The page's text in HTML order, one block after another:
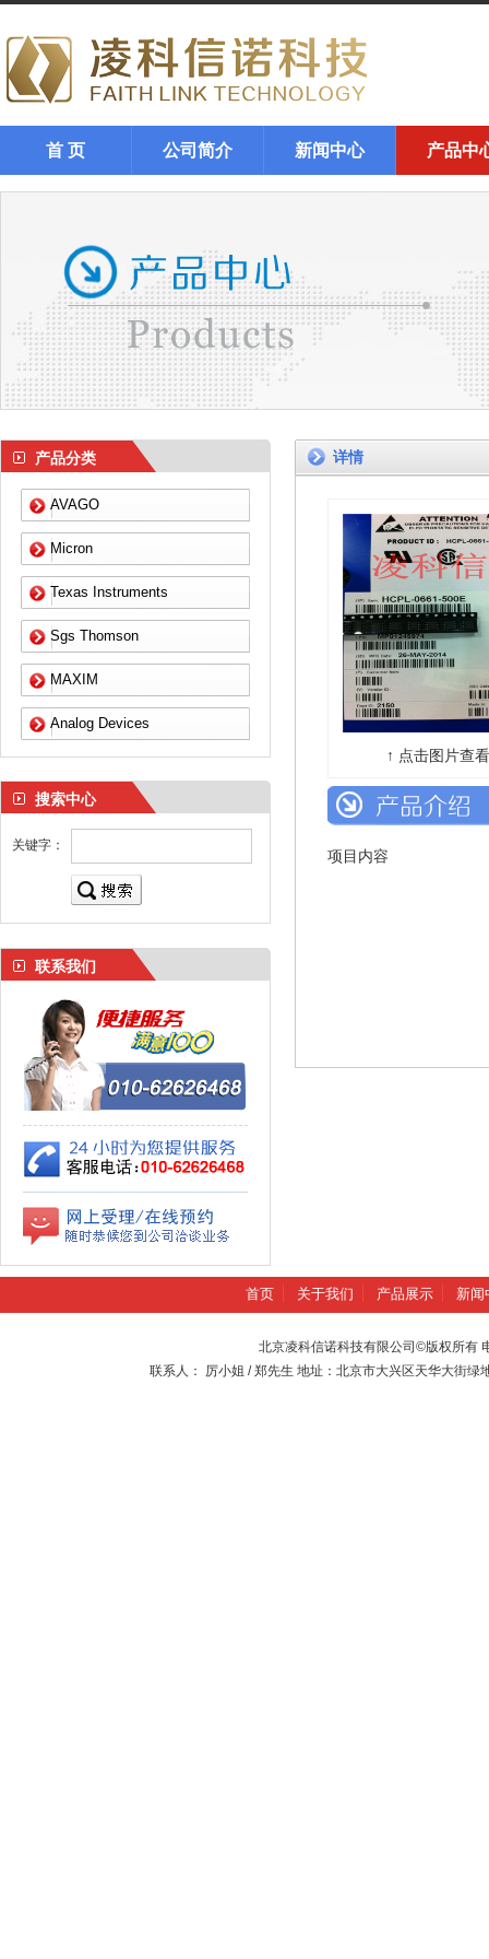
首 页 公司简介 新闻中心 产品中
产品分类
AVAGO
Micron
Texas Instruments
Sgs Thomson
MAXIM
Analog Devices
搜索中心
关键字：
联系我们
详情
↑ 点击图片查
项目内容
首页 关于我们 产品展示 新闻
北京凌科信诺科技有限公司©版权所有
联系人： 厉小姐 / 郑先生 地址：北京市大兴区天华大街